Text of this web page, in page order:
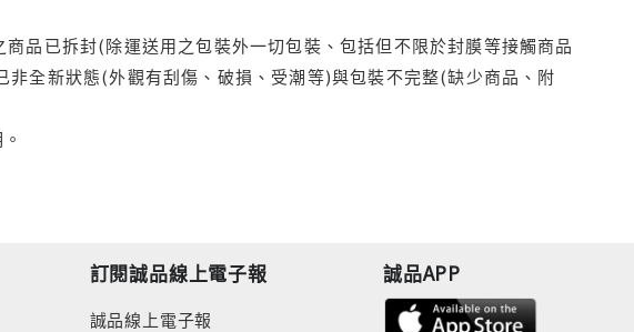
品已拆封(除運送用之包裝外一切包裝、包括但不限於封膜等接觸商品
全新狀態(外觀有刮傷、破損、受潮等)與包裝不完整(缺少商品、附
訂閱誠品線上電子報
誠品線上電子報
誠品APP